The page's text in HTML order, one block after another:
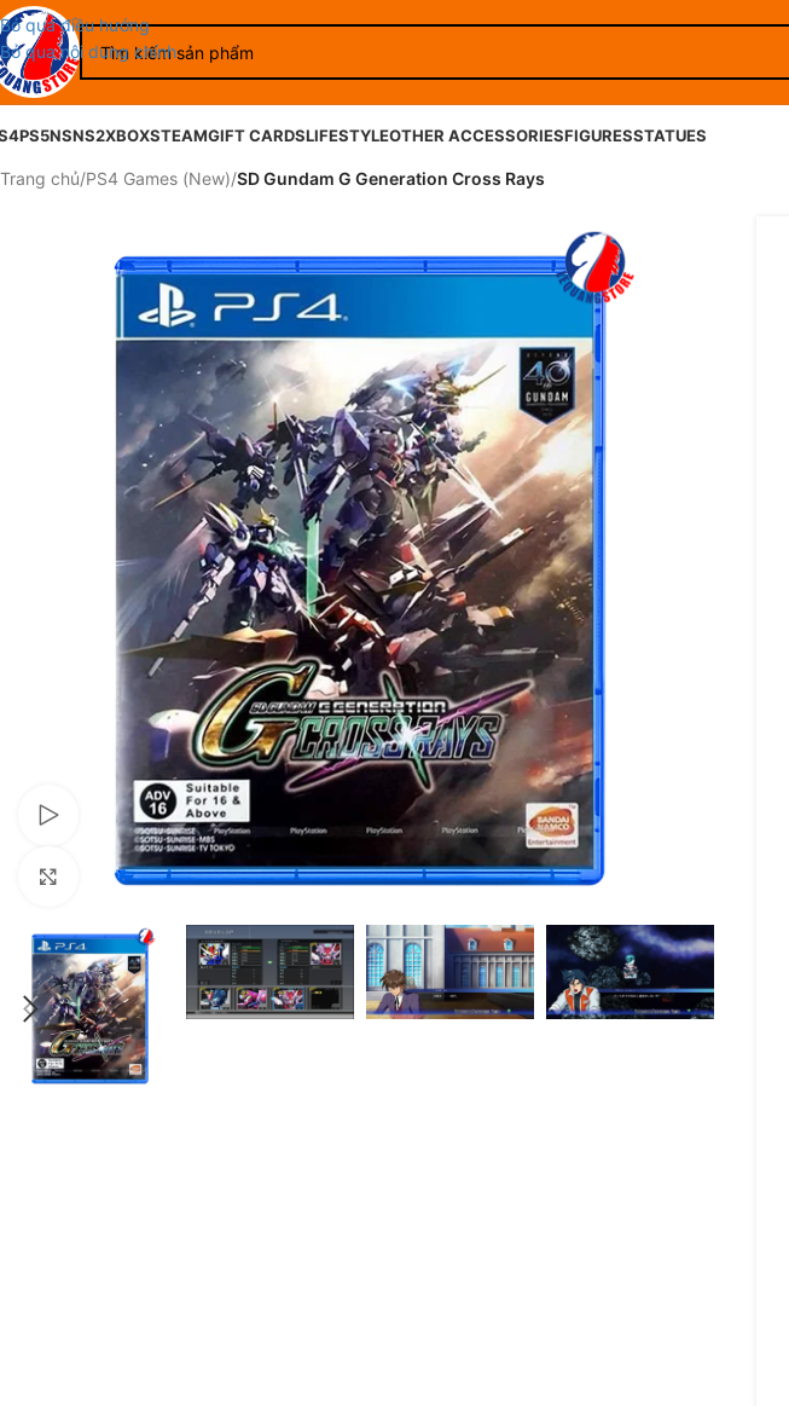
Bỏ qua điều hướng
Bỏ qua nội dung chính
PS5NSNS2XBOXSTEAMGIFT CARDSLIFESTYLEOTHER ACCESSORIESFIGURESSTATUES
Trang chủ/PS4 Games (New)/SD Gundam G Generation Cross Rays
Xem video
Nhấp để phóng to